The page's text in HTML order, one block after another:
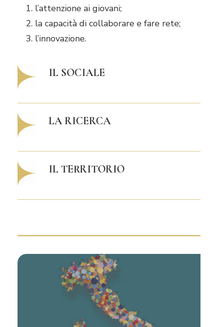
l’attenzione ai giovani;
la capacità di collaborare e fare rete;
l’innovazione.
IL SOCIALE
LA RICERCA
IL TERRITORIO